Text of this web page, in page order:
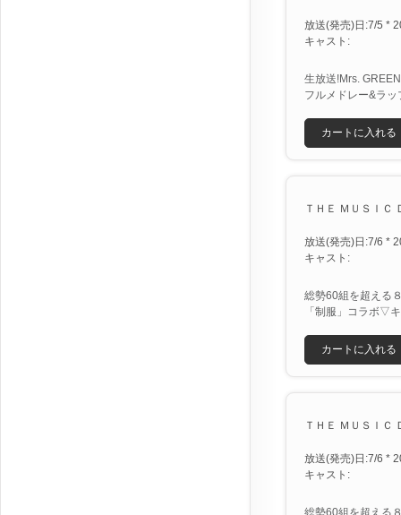
放送(発売)日:7/5 *
キャスト:
生放送!Mrs.
フルメドレー&ラ
カートに入れる
ＴＨＥ ＭＵＳＩＣ
放送(発売)日:7/6 *
キャスト:
総勢60組を超える
「制服」コラボ▽
カートに入れる
ＴＨＥ ＭＵＳＩＣ
放送(発売)日:7/6 *
キャスト:
総勢60組を超える